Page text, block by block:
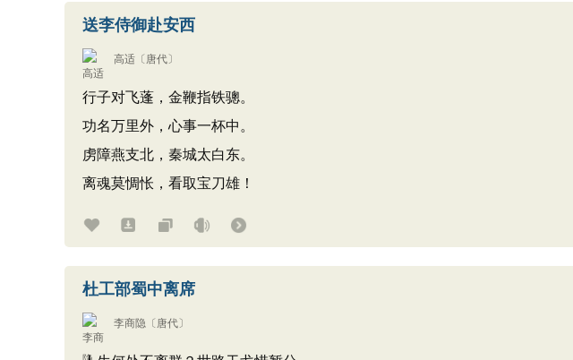
送李侍御赴安西
高适 〔唐代〕
行子对飞蓬，金鞭指铁骢。
功名万里外，心事一杯中。
虏障燕支北，秦城太白东。
离魂莫惆怅，看取宝刀雄！
杜工部蜀中离席
李商隐 〔唐代〕